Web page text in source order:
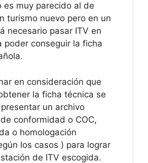
es muy parecido al de
turismo nuevo pero en un
necesario pasar ITV en
poder conseguir la ficha
en consideración que
la ficha técnica se
un archivo
conformidad o COC,
o homologación
los casos ) para lograr
de ITV escogida.